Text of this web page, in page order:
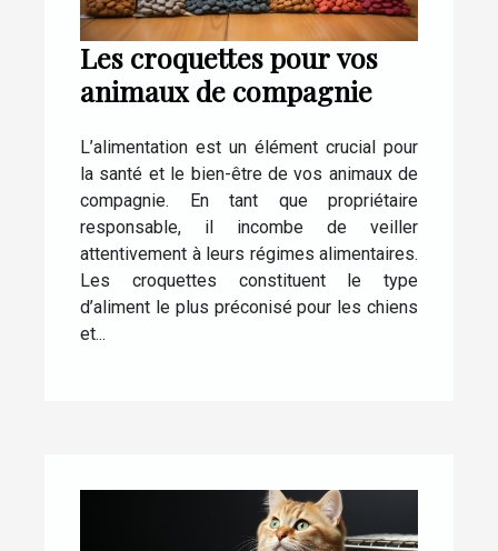
Les croquettes pour vos
animaux de compagnie
L’alimentation est un élément crucial pour
la santé et le bien-être de vos animaux de
compagnie. En tant que propriétaire
responsable, il incombe de veiller
attentivement à leurs régimes alimentaires.
Les croquettes constituent le type
d’aliment le plus préconisé pour les chiens
et...